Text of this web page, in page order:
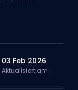
03 Feb 2026
Aktualisiert am